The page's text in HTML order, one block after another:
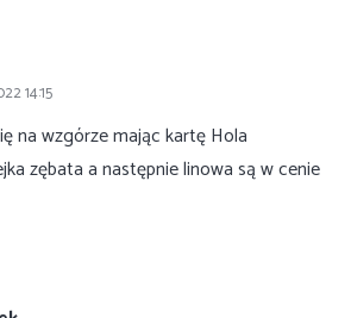
14:15
na wzgórze mając kartę Hola
zębata a następnie linowa są w cenie